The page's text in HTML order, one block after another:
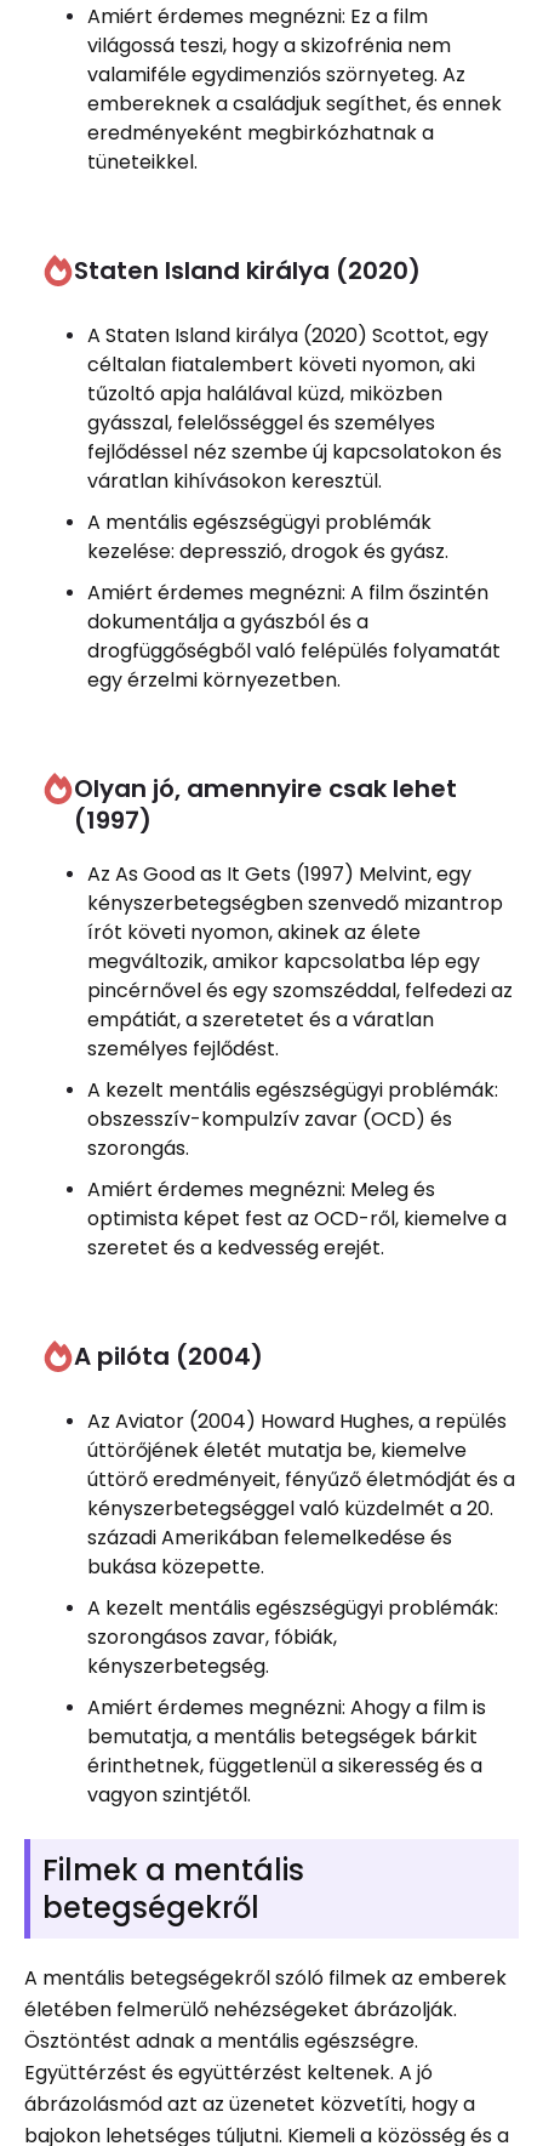
Amiért érdemes megnézni: Ez a film
világossá teszi, hogy a skizofrénia nem
valamiféle egydimenziós szörnyeteg. Az
embereknek a családjuk segíthet, és ennek
eredményeként megbirkózhatnak a
tüneteikkel.
Staten Island királya (2020)
A Staten Island királya (2020) Scottot, egy
céltalan fiatalembert követi nyomon, aki
tűzoltó apja halálával küzd, miközben
gyásszal, felelősséggel és személyes
fejlődéssel néz szembe új kapcsolatokon és
váratlan kihívásokon keresztül.
A mentális egészségügyi problémák
kezelése: depresszió, drogok és gyász.
Amiért érdemes megnézni: A film őszintén
dokumentálja a gyászból és a
drogfüggőségből való felépülés folyamatát
egy érzelmi környezetben.
Olyan jó, amennyire csak lehet
(1997)
Az As Good as It Gets (1997) Melvint, egy
kényszerbetegségben szenvedő mizantrop
írót követi nyomon, akinek az élete
megváltozik, amikor kapcsolatba lép egy
pincérnővel és egy szomszéddal, felfedezi az
empátiát, a szeretetet és a váratlan
személyes fejlődést.
A kezelt mentális egészségügyi problémák:
obszesszív-kompulzív zavar (OCD) és
szorongás.
Amiért érdemes megnézni: Meleg és
optimista képet fest az OCD-ről, kiemelve a
szeretet és a kedvesség erejét.
A pilóta (2004)
Az Aviator (2004) Howard Hughes, a repülés
úttörőjének életét mutatja be, kiemelve
úttörő eredményeit, fényűző életmódját és a
kényszerbetegséggel való küzdelmét a 20.
századi Amerikában felemelkedése és
bukása közepette.
A kezelt mentális egészségügyi problémák:
szorongásos zavar, fóbiák,
kényszerbetegség.
Amiért érdemes megnézni: Ahogy a film is
bemutatja, a mentális betegségek bárkit
érinthetnek, függetlenül a sikeresség és a
vagyon szintjétől.
Filmek a mentális
betegségekről
A mentális betegségekről szóló filmek az emberek
életében felmerülő nehézségeket ábrázolják.
Ösztöntést adnak a mentális egészségre.
Együttérzést és együttérzést keltenek. A jó
ábrázolásmód azt az üzenetet közvetíti, hogy a
bajokon lehetséges túljutni. Kiemeli a közösség és a